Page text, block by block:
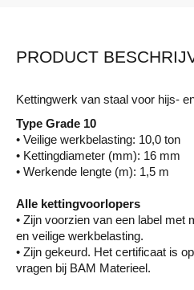
PRODUCT
Kettingwerk van staal voor hijs-
Type Grade 10
• Veilige werkbelasting: 10,0 ton
• Kettingdiameter (mm): 16 mm
• Werkende lengte (m): 1,5 m
Alle kettingvoorlopers
• Zijn voorzien van een label met
en veilige werkbelasting.
• Zijn gekeurd. Het certificaat is
vragen bij BAM Materieel.